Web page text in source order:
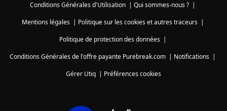
Conditions Générales d'Utilisation | Qui sommes-nous ? |
Mentions légales| Politique sur les cookies et autres traceurs|
Politique de protection des données|
Conditions Générales de l'offre payante Purebreak.com | Notifications |
Gérer Utiq | Préférences cookies